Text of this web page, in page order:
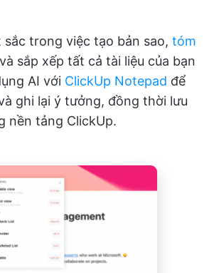
sắc trong việc tạo bản sao, tóm
và sắp xếp tất cả tài liệu của bạn
AI với ClickUp Notepad để
ghi lại ý tưởng, đồng thời lưu
nền tảng ClickUp.